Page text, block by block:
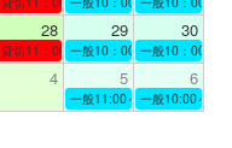
28 29 30
貸切11：00～12：00一般10：00～19：00
一般10：00～
4 5 6
一般11:00～19:00一般10:00～